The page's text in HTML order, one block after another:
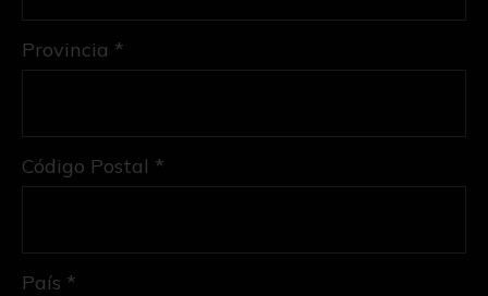
Provincia *
Código Postal *
País *